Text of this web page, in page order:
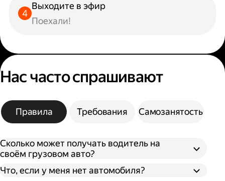
Выходите в эфир
Поехали!
Нас часто спрашивают
Правила Требования Самозанятость
Сколько может получать водитель на
своём грузовом авто?
Что, если у меня нет автомобиля?